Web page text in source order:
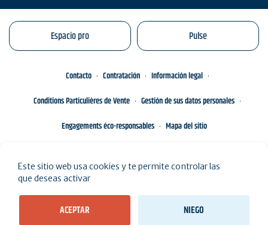
Espacio pro Pulse
Contacto Contratación
Información legal
Conditions Particulières de Vente
Gestión de sus datos personales
Engagements éco-responsables
Mapa del sitio
Este sitio web usa cookies y te permite controlar las
que deseas activar
ACEPTAR NIEGO